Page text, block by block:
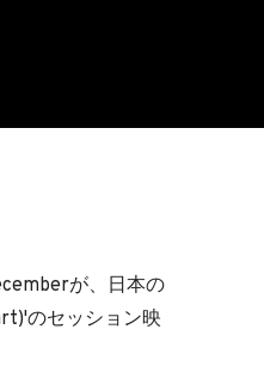
が、日本の
のセッション映